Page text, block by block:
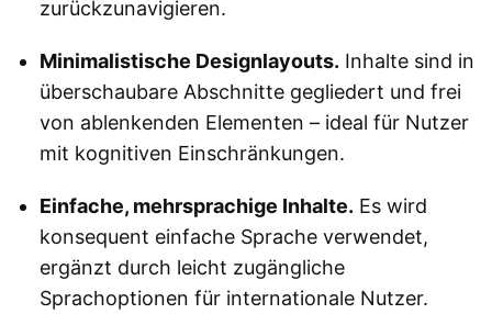
zurückzunavigieren.
Minimalistische Designlayouts. Inhalte sind in
überschaubare Abschnitte gegliedert und frei
von ablenkenden Elementen – ideal für Nutzer
mit kognitiven Einschränkungen.
Einfache, mehrsprachige Inhalte. Es wird
konsequent einfache Sprache verwendet,
ergänzt durch leicht zugängliche
Sprachoptionen für internationale Nutzer.